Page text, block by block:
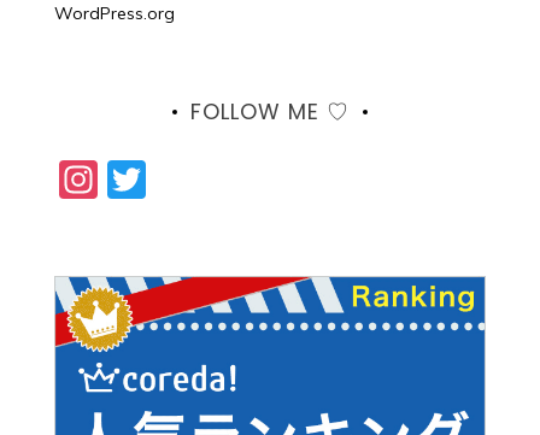
WordPress.org
FOLLOW ME ♡
Instagram
Twitter